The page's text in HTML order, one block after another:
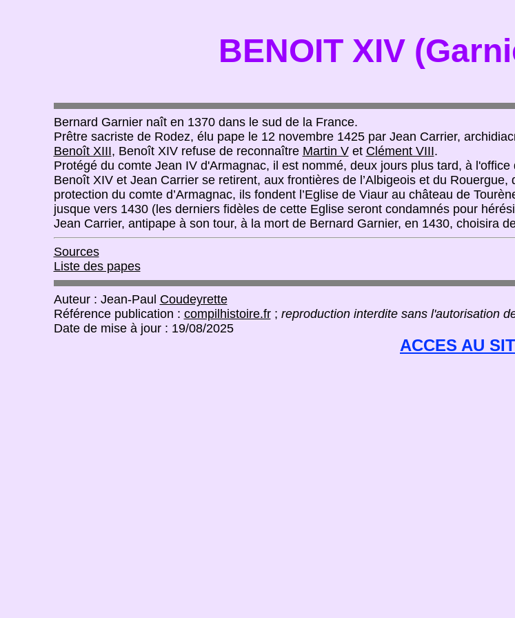
BENOIT XIV
Bernard Garnier naît en 1370 dans le sud de la France.
Prêtre sacriste de Rodez, élu pape le 12 novembre 1425 par Jean Carrier,
Benoît XIII, Benoît XIV refuse de reconnaître Martin Vet Clément VIII.
Protégé du comte Jean IV d'Armagnac, il est nommé, deux jours plus tard, à
Benoît XIV et Jean Carrier se retirent, aux frontières de l’Albigeois et du
protection du comte d’Armagnac, ils fondent l’Eglise de Viaur au château de
jusque vers 1430 (les derniers fidèles de cette Eglise seront condamnés pour
Jean Carrier, antipape à son tour, à la mort de Bernard Garnier, en 1430, choisira
Sources
Liste des papes
Auteur : Jean-Paul Coudeyrette
Référence publication : compilhistoire.fr; reproduction interdite sans l'autorisation
Date de mise à jour : 19/08/2025
ACCES AU